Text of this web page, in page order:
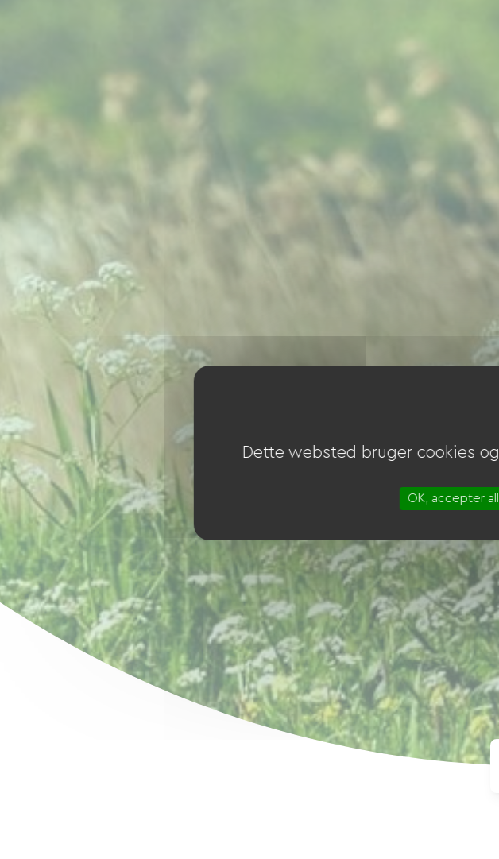
Dette websted bruger cookies
OK, accepter